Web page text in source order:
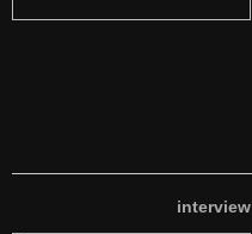
interview